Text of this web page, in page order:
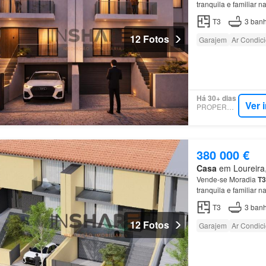
12 Fotos
tranquila e familiar
acessos e a curta
T3 3
Garajem Ar
Há 30+ dias
PROPERSTAR Ver
12 Fotos
380 000 €
Casa em
Vende-se Moradia T3
tranquila e familiar
acessos e a curta
T3 3
Garajem Ar